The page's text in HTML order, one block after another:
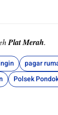
Plat Merah.
pagar
Polsek